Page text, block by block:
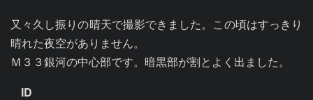
又々久し振りの晴天で撮影できました。この頃はすっきり
晴れた夜空がありません。
Ｍ３３銀河の中心部です。暗黒部が割とよく出ました。
ID